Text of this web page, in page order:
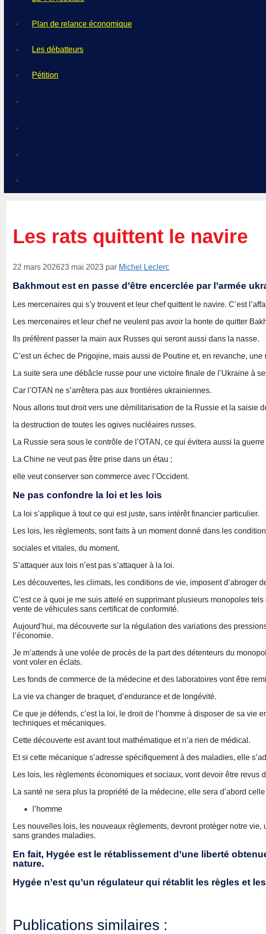
Plan de relance économique
Les débatteurs
Pétition
Les rats quittent le navire
22 mars 202623 mai 2023 par Michel Leclerc
Bakhmout est en passe d’être encerclée par l’armée
Les mercenaires qui s’y trouvent et leur chef quittent le navire. C’est
Les mercenaires et leur chef ne veulent pas avoir la honte de quitter
Ils préfèrent passer la main aux Russes qui seront aussi dans la nasse.
C’est un échec de Prigojine, mais aussi de Poutine et, en revanche,
La suite sera une débâcle russe pour une victoire finale de l’Ukraine à
Car l’OTAN ne s’arrêtera pas aux frontières ukrainiennes.
Nous allons tout droit vers une démilitarisation de la Russie et la saisie
la destruction de toutes les ogives nucléaires russes.
La Russie sera sous le contrôle de l’OTAN, ce qui évitera aussi la
La Chine ne veut pas être prise dans un étau ;
elle veut conserver son commerce avec l’Occident.
Ne pas confondre la loi et les lois
La loi s’applique à tout ce qui est juste, sans intérêt financier particulier.
Les lois, les règlements, sont faits à un moment donné dans les
sociales et vitales, du moment.
S’attaquer aux lois n’est pas s’attaquer à la loi.
Les découvertes, les climats, les conditions de vie, imposent d’abroger
C’est ce à quoi je me suis attelé en supprimant plusieurs monopoles
vente de véhicules sans certificat de conformité.
Aujourd’hui, ma découverte sur la régulation des variations des
l’économie.
Je m’attends à une volée de procès de la part des détenteurs du
vont voler en éclats.
Les fonds de commerce de la médecine et des laboratoires vont être
La vie va changer de braquet, d’endurance et de longévité.
Ce que je défends, c’est la loi, le droit de l’homme à disposer de sa vie
techniques et mécaniques.
Cette découverte est avant tout mathématique et n’a rien de médical.
Et si cette mécanique s’adresse spécifiquement à des maladies, elle
Les lois, les règlements économiques et sociaux, vont devoir être revus
La santé ne sera plus la propriété de la médecine, elle sera d’abord
l’homme
Les nouvelles lois, les nouveaux règlements, devront protéger notre
sans grandes maladies.
En fait, Hygée est le rétablissement d’une liberté
nature.
Hygée n’est qu’un régulateur qui rétablit les règles et
Publications similaires :